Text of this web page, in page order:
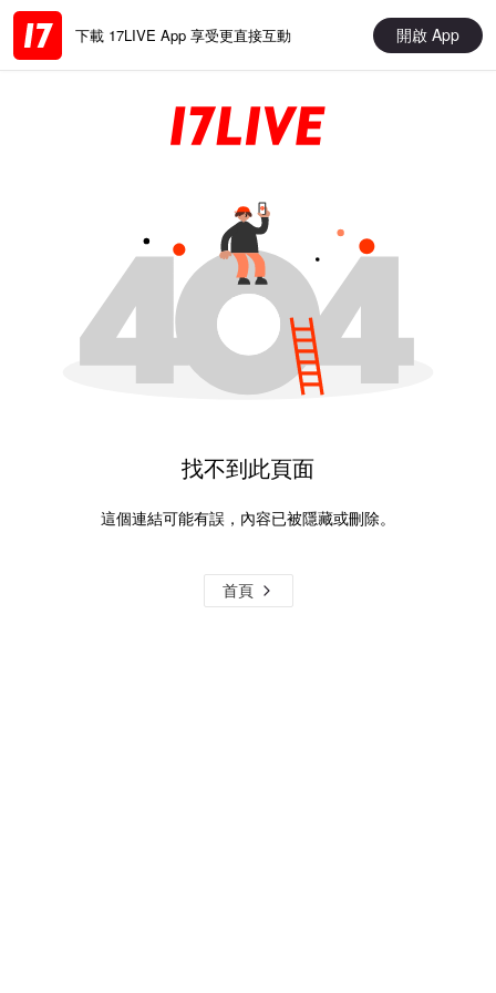
下載 17LIVE App 享受更直接互動 開啟 App
找不到此頁面
這個連結可能有誤，內容已被隱藏或刪除。
首頁